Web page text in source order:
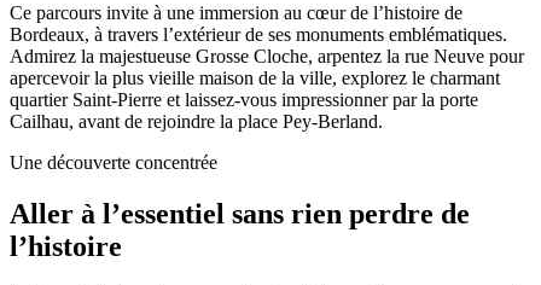
Ce parcours invite à une immersion au cœur de l’histoire de
Bordeaux, à travers l’extérieur de ses monuments emblématiques.
Admirez la majestueuse Grosse Cloche, arpentez la rue Neuve pour
apercevoir la plus vieille maison de la ville, explorez le charmant
quartier Saint-Pierre et laissez-vous impressionner par la porte
Cailhau, avant de rejoindre la place Pey-Berland.
Une découverte concentrée
Aller à l’essentiel sans rien perdre de
l’histoire